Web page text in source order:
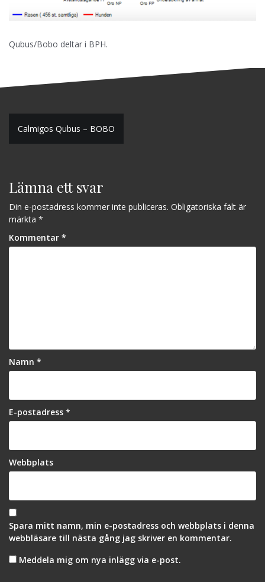
Qubus/Bobo deltar i BPH.
Inläggsnavigering
Calmigos Qubus – BOBO
Lämna ett svar
Din e-postadress kommer inte publiceras. Obligatoriska fält är
märkta *
Kommentar *
Namn *
E-postadress *
Webbplats
Spara mitt namn, min e-postadress och webbplats i denna
webbläsare till nästa gång jag skriver en kommentar.
Meddela mig om nya inlägg via e-post.